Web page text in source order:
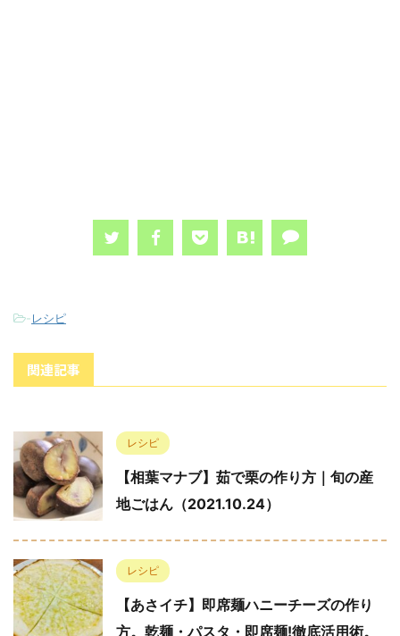
-レシピ
関連記事
レシピ
【相葉マナブ】茹で栗の作り方｜旬の産
地ごはん（2021.10.24）
レシピ
【あさイチ】即席麺ハニーチーズの作り
方。乾麺・パスタ・即席麺!徹底活用術。